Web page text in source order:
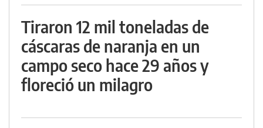
Tiraron 12 mil toneladas de
cáscaras de naranja en un
campo seco hace 29 años y
floreció un milagro